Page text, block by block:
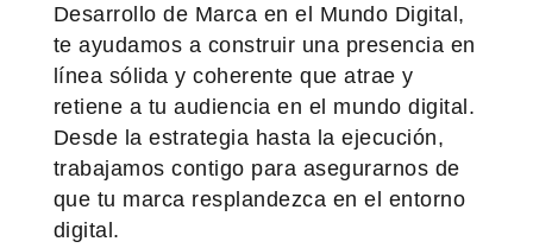
Desarrollo de Marca en el Mundo Digital,
te ayudamos a construir una presencia en
línea sólida y coherente que atrae y
retiene a tu audiencia en el mundo digital.
Desde la estrategia hasta la ejecución,
trabajamos contigo para asegurarnos de
que tu marca resplandezca en el entorno
digital.